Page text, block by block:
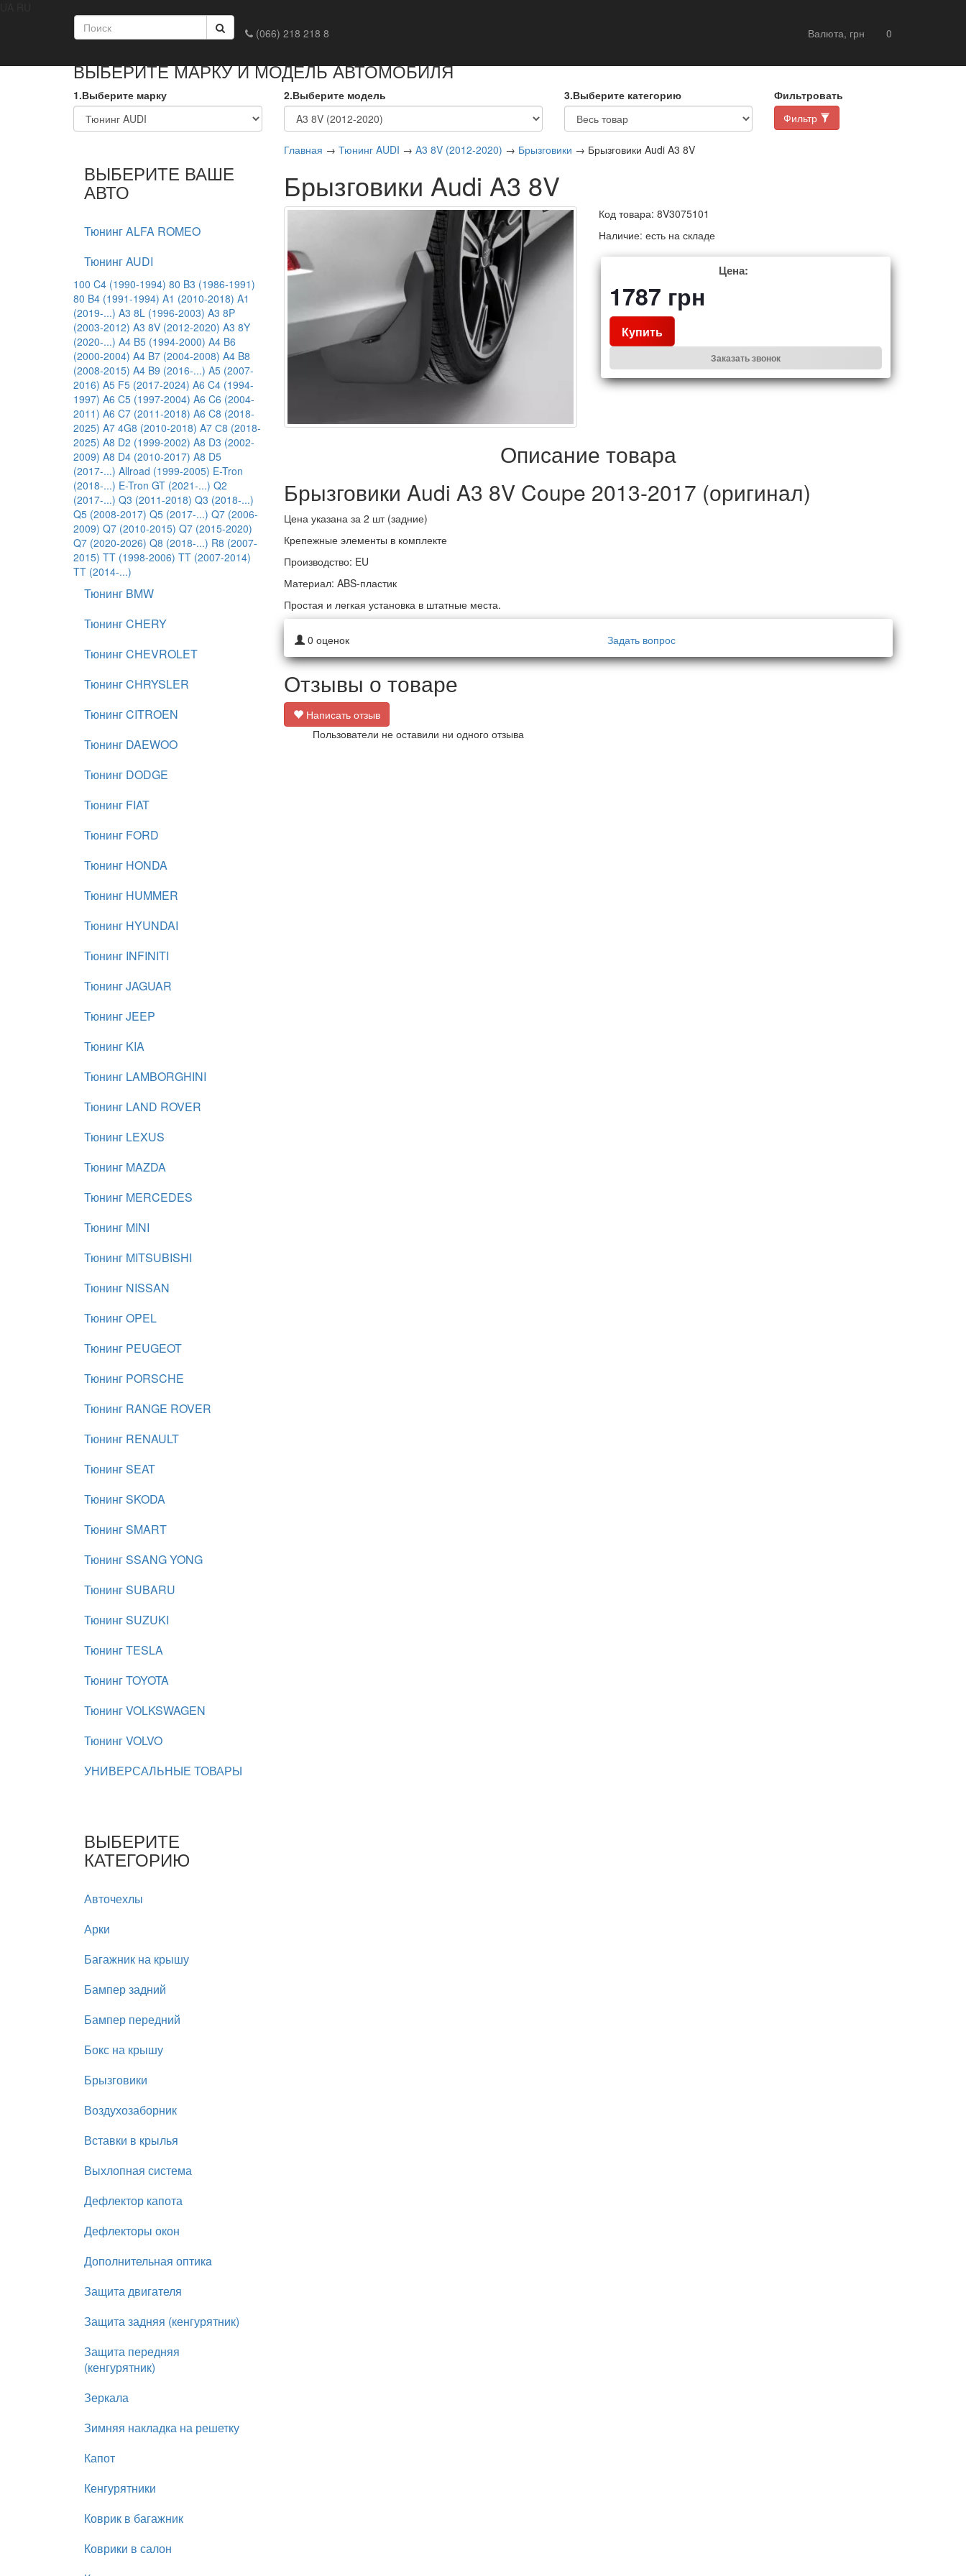
(066) 218 218 8
Валюта, грн 0
Доставка и оплата Обмен и возврат Контакты
ВЫБЕРИТЕ МАРКУ И МОДЕЛЬ АВТОМОБИЛЯ
1.Выберите марку 2.Выберите модель 3.Выберите категорию
Фильтровать
Фильтр
ВЫБЕРИТЕ ВАШЕ
АВТО
Тюнинг ALFA ROMEO
Тюнинг AUDI
100 C4 (1990-1994) 80 B3 (1986-1991)
80 B4 (1991-1994) A1 (2010-2018) A1
(2019-...) A3 8L (1996-2003) A3 8P
(2003-2012) A3 8V (2012-2020) A3 8Y
(2020-...) A4 B5 (1994-2000) A4 B6
(2000-2004) A4 B7 (2004-2008) A4 B8
(2008-2015) A4 B9 (2016-...) A5 (2007-
2016) A5 F5 (2017-2024) A6 C4 (1994-
1997) A6 C5 (1997-2004) A6 C6 (2004-
2011) A6 C7 (2011-2018) A6 C8 (2018-
2025) A7 4G8 (2010-2018) A7 С8 (2018-
2025) A8 D2 (1999-2002) A8 D3 (2002-
2009) A8 D4 (2010-2017) A8 D5
(2017-...) Allroad (1999-2005) E-Tron
(2018-...) E-Tron GT (2021-...) Q2
(2017-...) Q3 (2011-2018) Q3 (2018-...)
Q5 (2008-2017) Q5 (2017-...) Q7 (2006-
2009) Q7 (2010-2015) Q7 (2015-2020)
Q7 (2020-2026) Q8 (2018-...) R8 (2007-
2015) TT (1998-2006) TT (2007-2014)
TT (2014-...)
Тюнинг BMW
Тюнинг CHERY
Тюнинг CHEVROLET
Тюнинг CHRYSLER
Тюнинг CITROEN
Тюнинг DAEWOO
Тюнинг DODGE
Тюнинг FIAT
Тюнинг FORD
Тюнинг HONDA
Тюнинг HUMMER
Тюнинг HYUNDAI
Тюнинг INFINITI
Тюнинг JAGUAR
Тюнинг JEEP
Тюнинг KIA
Тюнинг LAMBORGHINI
Тюнинг LAND ROVER
Тюнинг LEXUS
Тюнинг MAZDA
Тюнинг MERCEDES
Тюнинг MINI
Тюнинг MITSUBISHI
Тюнинг NISSAN
Тюнинг OPEL
Тюнинг PEUGEOT
Тюнинг PORSCHE
Тюнинг RANGE ROVER
Тюнинг RENAULT
Тюнинг SEAT
Тюнинг SKODA
Тюнинг SMART
Тюнинг SSANG YONG
Тюнинг SUBARU
Тюнинг SUZUKI
Тюнинг TESLA
Тюнинг TOYOTA
Тюнинг VOLKSWAGEN
Тюнинг VOLVO
УНИВЕРСАЛЬНЫЕ ТОВАРЫ
ВЫБЕРИТЕ
КАТЕГОРИЮ
Авточехлы
Арки
Багажник на крышу
Бампер задний
Бампер передний
Бокс на крышу
Брызговики
Воздухозаборник
Вставки в крылья
Выхлопная система
Дефлектор капота
Дефлекторы окон
Дополнительная оптикa
Защита двигателя
Защита задняя (кенгурятник)
Защита передняя
(кенгурятник)
Зеркала
Зимняя накладка на решетку
Капот
Кенгурятники
Коврик в багажник
Коврики в салон
Главная → Тюнинг AUDI → A3 8V (2012-2020) → Брызговики → Брызговики Audi A3 8V
Брызговики Audi A3 8V
Код товара:8V3075101
Наличие:есть на складе
Цена:
1787 грн
Купить
Заказать звонок
Описание товара
Брызговики Audi A3 8V Coupe 2013-2017 (оригинал)
Цена указана за 2 шт (задние)
Крепежные элементы в комплекте
Производство: EU
Материал: ABS-пластик
Простая и легкая установка в штатные места.
0 оценок Задать вопрос
Отзывы о товаре
Написать отзыв
Пользователи не оставили ни одного отзыва